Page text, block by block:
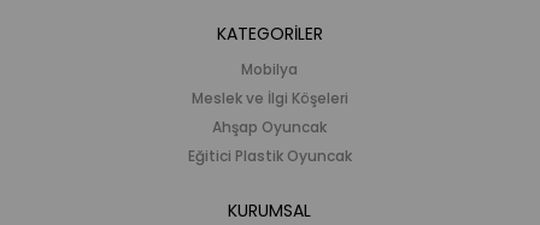
KATEGORİLER
Mobilya
Meslek ve İlgi Köşeleri
Ahşap Oyuncak
Eğitici Plastik Oyuncak
KURUMSAL